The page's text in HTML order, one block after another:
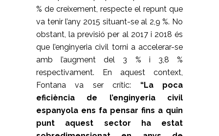
% de creixement, respecte el repunt que
va tenir l’any 2015 situant-se al 2,9 %. No
obstant, la previsió per al 2017 i 2018 és
que l’enginyeria civil torni a accelerar-se
amb l’augment del 3 % i 3,8 %
respectivament. En aquest context,
Fontana va ser crític: “La poca
eficiència de l’enginyeria civil
espanyola ens fa pensar fins a quin
punt aquest sector ha estat